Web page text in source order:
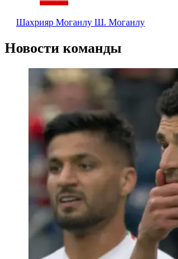
Шахрияр Моганлу Ш. Моганлу
Новости команды